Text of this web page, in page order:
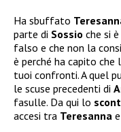
Ha sbuffato
parte di Sossio che si
falso e che non la
è perché ha capito che
tuoi confronti. A quel
le scuse precedenti di
fasulle. Da qui lo
accesi tra Teresanna e